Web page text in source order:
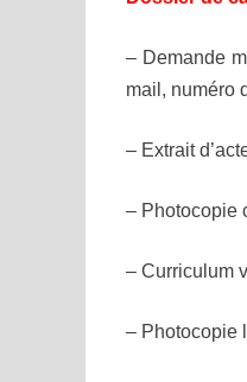
– Demande
mail , numéro
– Extrait
– Photocopie
– Curriculum
– Photocopie